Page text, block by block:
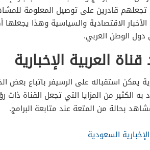
تجعلهم قادرين على توصيل المعلومة
الاقتصادية والسياسية وهذا يجعلها
الوطن العربي.
العربية الإخبارية
يمكن استقباله على الرسيفر باتباع بعض
به الكثير من المزايا التي تجعل القناة ذات
بحالة من المتعة عند متابعة البرامج.
السعودية